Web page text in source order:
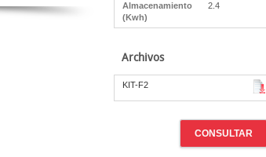
Almacenamiento
(Kwh)
2.4
Archivos
KIT-F2
CONSULTAR